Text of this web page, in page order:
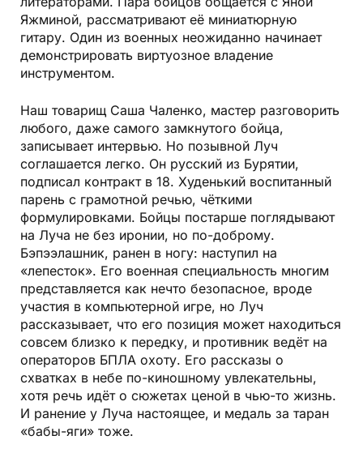
Яжминой, рассматривают её миниатюрную
гитару. Один из военных неожиданно начинает
демонстрировать виртуозное владение
инструментом.
Наш товарищ Саша Чаленко, мастер разговорить
любого, даже самого замкнутого бойца,
записывает интервью. Но позывной Луч
соглашается легко. Он русский из Бурятии,
подписал контракт в 18. Худенький воспитанный
парень с грамотной речью, чёткими
формулировками. Бойцы постарше поглядывают
на Луча не без иронии, но по-доброму.
Бэпээлашник, ранен в ногу: наступил на
«лепесток». Его военная специальность многим
представляется как нечто безопасное, вроде
участия в компьютерной игре, но Луч
рассказывает, что его позиция может находиться
совсем близко к передку, и противник ведёт на
операторов БПЛА охоту. Его рассказы о
схватках в небе по-киношному увлекательны,
хотя речь идёт о сюжетах ценой в чью-то жизнь.
И ранение у Луча настоящее, и медаль за таран
«бабы-яги» тоже.